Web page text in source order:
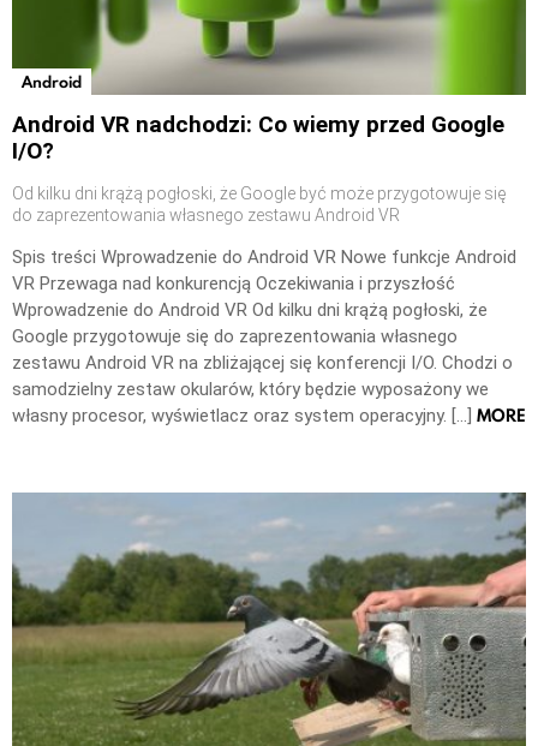
Android
Android VR nadchodzi: Co wiemy przed Google
I/O?
Od kilku dni krążą pogłoski, że Google być może przygotowuje się
do zaprezentowania własnego zestawu Android VR
Spis treści Wprowadzenie do Android VR Nowe funkcje Android
VR Przewaga nad konkurencją Oczekiwania i przyszłość
Wprowadzenie do Android VR Od kilku dni krążą pogłoski, że
Google przygotowuje się do zaprezentowania własnego
zestawu Android VR na zbliżającej się konferencji I/O. Chodzi o
samodzielny zestaw okularów, który będzie wyposażony we
własny procesor, wyświetlacz oraz system operacyjny. […] MORE